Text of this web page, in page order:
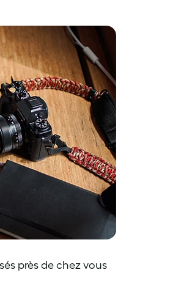
près de chez vous